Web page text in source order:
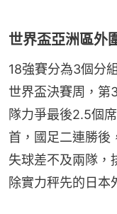
世界盃亞洲區外
18強賽分為3個分
世界盃決賽周，第
隊力爭最後2.5個
首，國足二連勝後
失球差不及兩隊，
除實力秤先的日本